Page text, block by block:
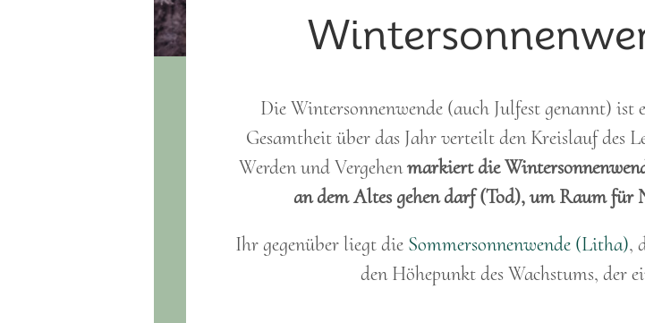
Die Wintersonnenwende (auch Julfest genannt) ist
Gesamtheit über das Jahr verteilt den Kreislauf des
Werden und Vergehenmarkiert die
an dem Altes gehen darf (Tod), um Raum für
Ihr gegenüber liegt die Sommersonnenwende (Litha),
den Höhepunkt des Wachstums, der